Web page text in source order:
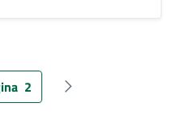
2 Pagina successiva